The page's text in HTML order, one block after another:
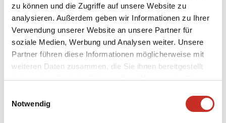
zu können und die Zugriffe auf unsere Website zu
analysieren. Außerdem geben wir Informationen zu Ihrer
Verwendung unserer Website an unsere Partner für
soziale Medien, Werbung und Analysen weiter. Unsere
Partner führen diese Informationen möglicherweise mit
weiteren Daten zusammen, die Sie ihnen bereitgestellt
haben oder die sie im Rahmen Ihrer Nutzung der Dienste
Notwendig
Bildhauer
Magnus, Josef
Kostümbildner